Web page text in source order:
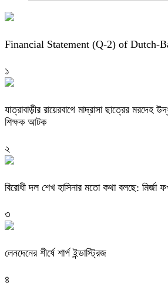
Financial Statement (Q-2) of Dutch-
১
যাত্রাবাড়ীর রায়েরবাগে মাদ্রাসা ছাত্রের মরদেহ
শিক্ষক আটক
২
বিরোধী দল শেখ হাসিনার মতো কথা বলছে: মির্জা
৩
লেনদেনের শীর্ষে শার্প ইন্ডাস্ট্রিজ
৪